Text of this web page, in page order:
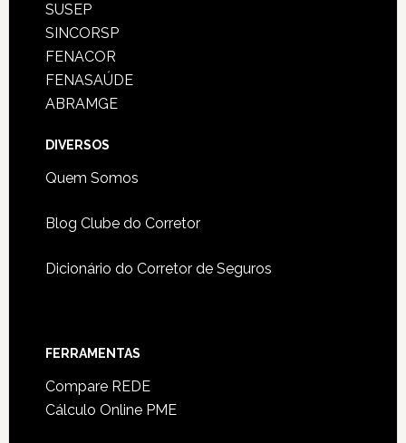
SUSEP
SINCORSP
FENACOR
FENASAÚDE
ABRAMGE
DIVERSOS
Quem Somos
Blog Clube do Corretor
Dicionário do Corretor de Seguros
FERRAMENTAS
Compare REDE
Cálculo Online PME